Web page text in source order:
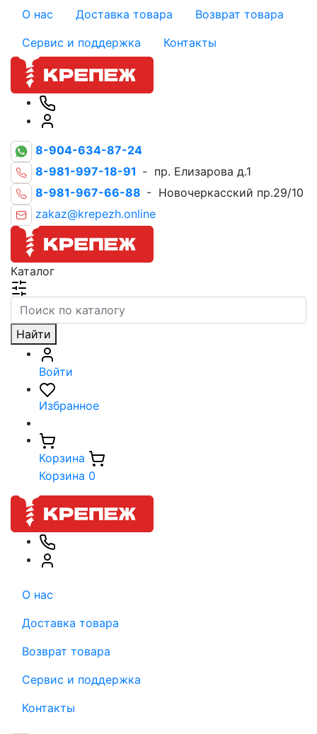
О нас Доставка товара
Возврат товара
Сервис и поддержка
Контакты
8-904-634-87-24
8-981-997-18-91 - пр. Елизарова д.1
8-981-967-66-88 - Новочеркасский пр.29/10
zakaz@krepezh.online
Каталог
Найти
Войти
Избранное
Корзина
Корзина 0
О нас
Доставка товара
Возврат товара
Сервис и поддержка
Контакты